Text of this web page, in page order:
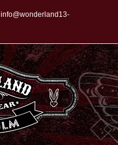
info@wonderland13-